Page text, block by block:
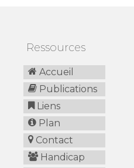
Ressources
Accueil
Publications
Liens
Plan
Contact
Handicap